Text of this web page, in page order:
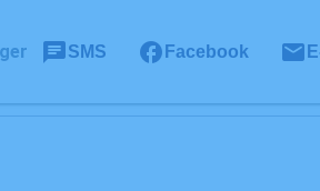
SMS Facebook